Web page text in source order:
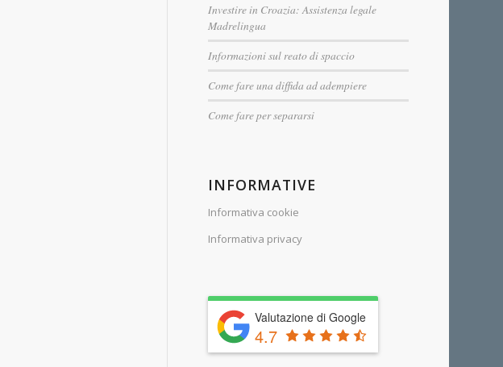
Investire in Croazia: Assistenza legale
Madrelingua
Informazioni sul reato di spaccio
Come fare una diffida ad adempiere
Come fare per separarsi
INFORMATIVE
Informativa cookie
Informativa privacy
Valutazione di Google
4.7